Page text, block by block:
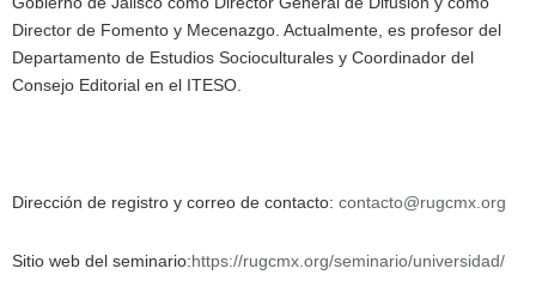
Director de Fomento y Mecenazgo. Actualmente, es profesor del
Departamento de Estudios Socioculturales y Coordinador del
Consejo Editorial en el ITESO.
Dirección de registro y correo de contacto: contacto@rugcmx.org
Sitio web del seminario:https://rugcmx.org/seminario/universidad/